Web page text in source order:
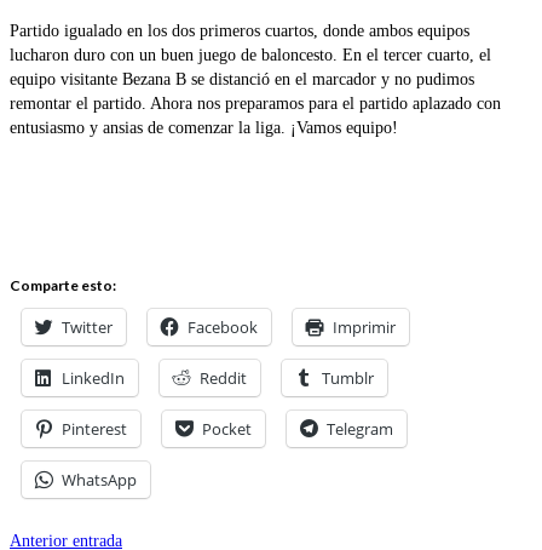
Partido igualado en los dos primeros cuartos, donde ambos equipos
lucharon duro con un buen juego de baloncesto. En el tercer cuarto, el
equipo visitante Bezana B se distanció en el marcador y no pudimos
remontar el partido. Ahora nos preparamos para el partido aplazado con
entusiasmo y ansias de comenzar la liga. ¡Vamos equipo!
Comparte esto:
Twitter Facebook Imprimir
LinkedIn Reddit Tumblr
Pinterest Pocket Telegram
WhatsApp
Anterior entrada